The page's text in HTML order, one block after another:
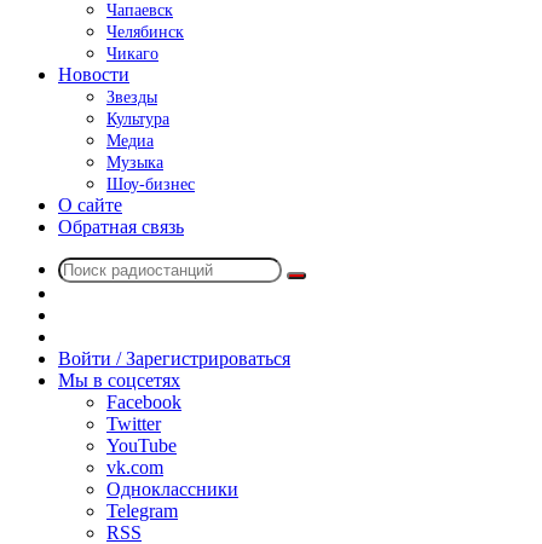
Чапаевск
Челябинск
Чикаго
Новости
Звезды
Культура
Медиа
Музыка
Шоу-бизнес
О сайте
Обратная связь
Поиск
радио
Войти / Зарегистрироваться
Мы в соцсетях
Facebook
Twitter
YouTube
vk.com
Одноклассники
Telegram
RSS